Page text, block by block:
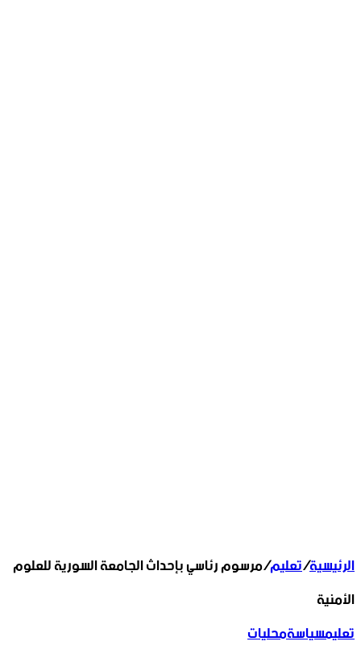
الرئيسية/تعليم/مرسوم رئاسي بإحداث الجامعة السورية للعلوم
الأمنية
تعليمسياسةمحليات